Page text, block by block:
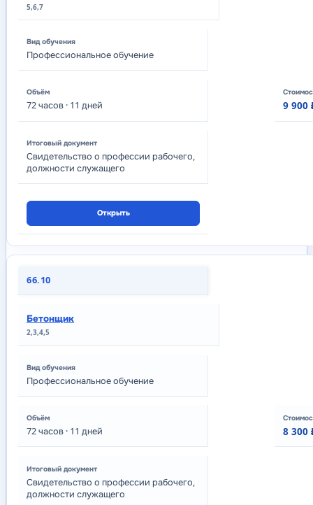
5,6,7
Профессиональное обучение
72часов · 11 дней
Свидетельство о профессии рабочего,
должности служащего
9 900
Открыть
66.10
Бетонщик
2,3,4,5
Профессиональное обучение
72часов · 11 дней
Свидетельство о профессии рабочего,
должности служащего
8 300